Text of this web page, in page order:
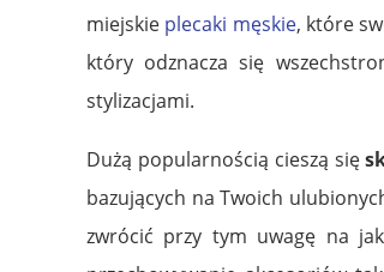
miejskie plecaki męskie, które
który odznacza się
stylizacjami.
Dużą popularnością cieszą się
bazujących na Twoich
zwrócić przy tym uwagę na